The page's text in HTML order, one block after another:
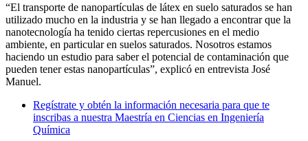
“El transporte de nanopartículas de látex en suelo saturados se han
utilizado mucho en la industria y se han llegado a encontrar que la
nanotecnología ha tenido ciertas repercusiones en el medio
ambiente, en particular en suelos saturados. Nosotros estamos
haciendo un estudio para saber el potencial de contaminación que
pueden tener estas nanopartículas”, explicó en entrevista José
Manuel.
Regístrate y obtén la información necesaria para que te
inscribas a nuestra Maestría en Ciencias en Ingeniería
Química